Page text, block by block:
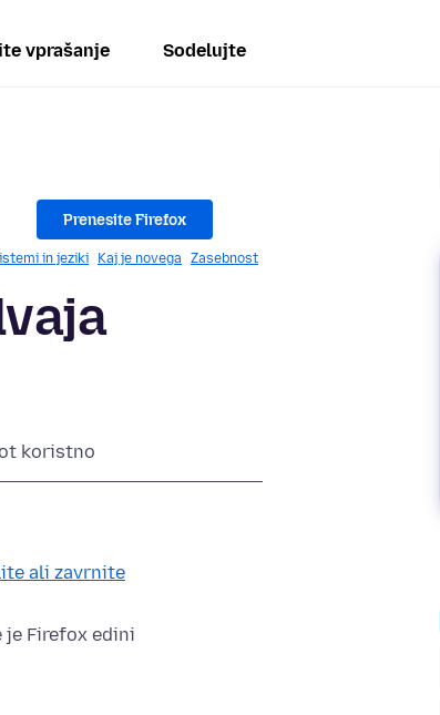
vprašanje Sodelujte
Prenesite Firefox
in jeziki Kaj je novega Zasebnost
koristno
ali zavrnite
je Firefox edini